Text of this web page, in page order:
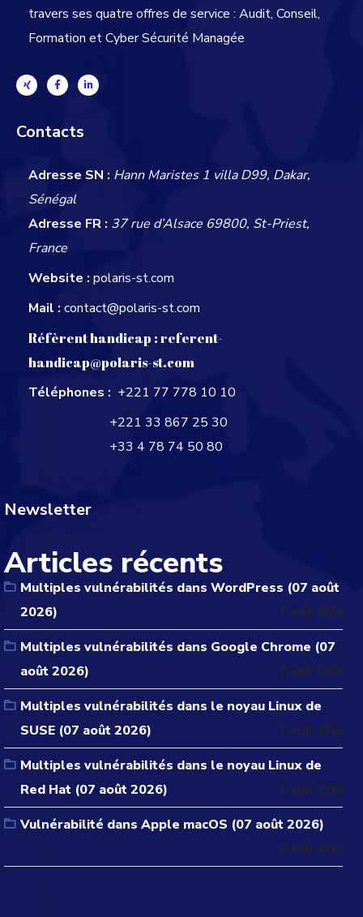
travers ses quatre offres de service : Audit, Conseil,
Formation et Cyber Sécurité Managée
Contacts
Adresse SN : Hann Maristes 1 villa D99, Dakar,
Sénégal
Adresse FR : 37 rue d’Alsace 69800, St-Priest,
France
Website : polaris-st.com
Mail : contact@polaris-st.com
Réfèrent handicap :referent-
handicap@polaris-st.com
Téléphones : +221 77 778 10 10
+221 33 867 25 30
+33 4 78 74 50 80
Newsletter
Articles récents
Multiples vulnérabilités dans WordPress (07 août
2026)
7 août 2026
Multiples vulnérabilités dans Google Chrome (07
août 2026)
7 août 2026
Multiples vulnérabilités dans le noyau Linux de
SUSE (07 août 2026)
7 août 2026
Multiples vulnérabilités dans le noyau Linux de
Red Hat (07 août 2026)
7 août 2026
Vulnérabilité dans Apple macOS (07 août 2026)
7 août 2026